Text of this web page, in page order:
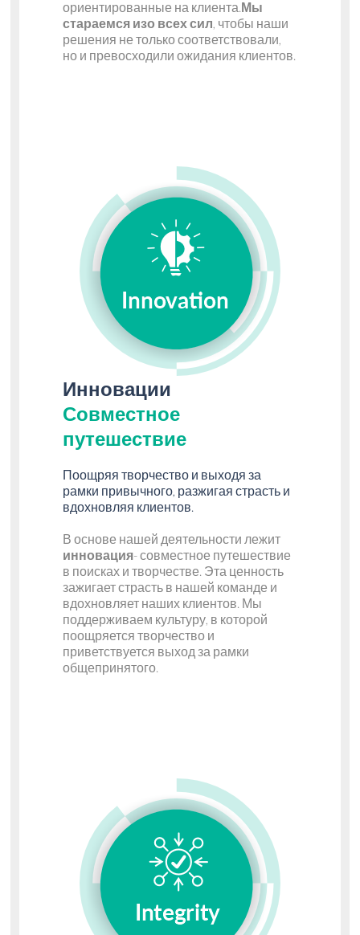
ориентированные на клиента.Мы
стараемся изо всех сил, чтобы наши
решения не только соответствовали,
но и превосходили ожидания клиентов.
Инновации
Совместное
путешествие
Поощряя творчество и выходя за
рамки привычного, разжигая страсть и
вдохновляя клиентов.
В основе нашей деятельности лежит
инновация- совместное путешествие
в поисках и творчестве. Эта ценность
зажигает страсть в нашей команде и
вдохновляет наших клиентов. Мы
поддерживаем культуру, в которой
поощряется творчество и
приветствуется выход за рамки
общепринятого.